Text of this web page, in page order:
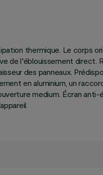
thermique. Le corps
de l'éblouissement direct.
des panneaux.
en aluminium, un
medium. Écran anti-